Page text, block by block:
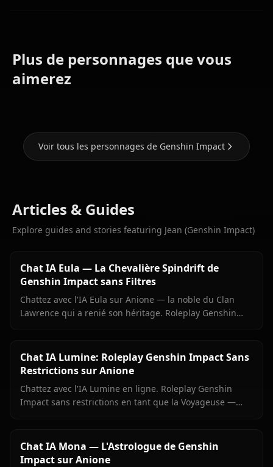
Plus de personnages que vous
aimerez
Eula
(Genshin
Ganyu
Hu Tao
Voir tous les personnages de Genshin Impact
Articles & Guides
Explore guides and stories featuring Jean (Genshin Impact)
Chat IA Eula — La Chevalière Spindrift de
Genshin Impact sans Filtres
Chattez avec l'IA Eula sur Anione — la noble du Clan
Lawrence qui a renié son héritage. Roleplay Genshin
Chat IA Lumine: Roleplay Genshin Impact Sans
Restrictions sur Anione
Chattez avec l'IA Lumine en ligne. Roleplay Genshin
Impact sans restrictions en tant que la Voyageuse —
Chat IA Mona — L'Astrologue de Genshin
Impact sur Anione